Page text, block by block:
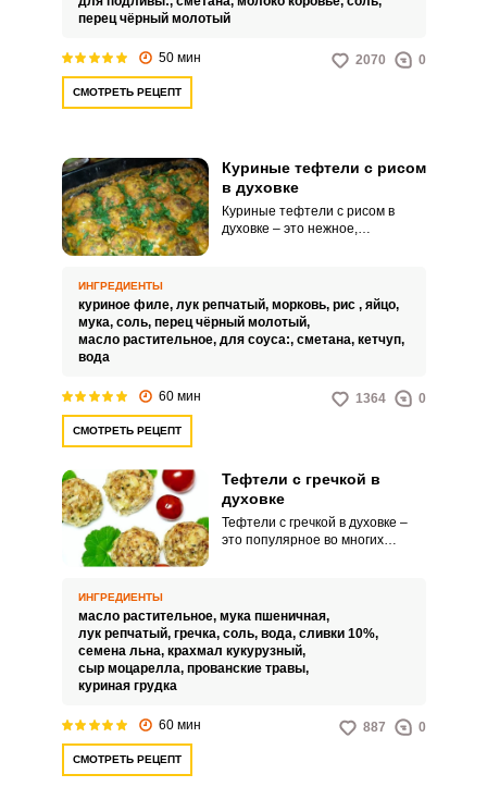
перец чёрный молотый
50 мин 2070 0
СМОТРЕТЬ РЕЦЕПТ
Куриные тефтели с рисом
в духовке
Куриные тефтели с рисом в
духовке – это нежное,
легко и быстро, могут быть как
самостоятельным блюдом, так и
сочным дополнением к
разнообразным гарнирам и
ИНГРЕДИЕНТЫ
куриное филе, лук репчатый, морковь, рис , яйцо,
мука, соль, перец чёрный молотый,
масло растительное, для соуса:, сметана, кетчуп,
вода
60 мин 1364 0
СМОТРЕТЬ РЕЦЕПТ
Тефтели с гречкой в
духовке
Тефтели с гречкой в духовке –
это популярное во многих
сметаны, сливок или томатной
пасты.
ИНГРЕДИЕНТЫ
масло растительное, мука пшеничная,
лук репчатый, гречка, соль, вода, сливки 10%,
семена льна, крахмал кукурузный,
сыр моцарелла, прованские травы,
куриная грудка
60 мин 887 0
СМОТРЕТЬ РЕЦЕПТ